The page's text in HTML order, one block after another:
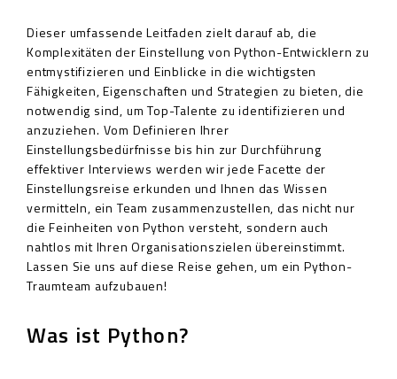
Dieser umfassende Leitfaden zielt darauf ab, die
Komplexitäten der Einstellung von Python-Entwicklern zu
entmystifizieren und Einblicke in die wichtigsten
Fähigkeiten, Eigenschaften und Strategien zu bieten, die
notwendig sind, um Top-Talente zu identifizieren und
anzuziehen. Vom Definieren Ihrer
Einstellungsbedürfnisse bis hin zur Durchführung
effektiver Interviews werden wir jede Facette der
Einstellungsreise erkunden und Ihnen das Wissen
vermitteln, ein Team zusammenzustellen, das nicht nur
die Feinheiten von Python versteht, sondern auch
nahtlos mit Ihren Organisationszielen übereinstimmt.
Lassen Sie uns auf diese Reise gehen, um ein Python-
Traumteam aufzubauen!
Was ist Python?